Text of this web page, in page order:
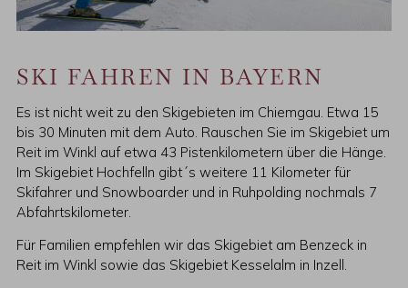
SKI FAHREN IN BAYERN
Es ist nicht weit zu den Skigebieten im Chiemgau. Etwa 15
bis 30 Minuten mit dem Auto. Rauschen Sie im Skigebiet um
Reit im Winkl auf etwa 43 Pistenkilometern über die Hänge.
Im Skigebiet Hochfelln gibt´s weitere 11 Kilometer für
Skifahrer und Snowboarder und in Ruhpolding nochmals 7
Abfahrtskilometer.
Für Familien empfehlen wir das Skigebiet am Benzeck in
Reit im Winkl sowie das Skigebiet Kesselalm in Inzell.